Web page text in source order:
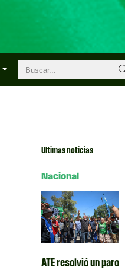
Ultimas noticias
Nacional
ATE resolvió un paro